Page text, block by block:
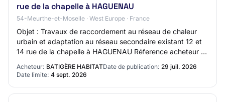
rue de la chapelle à HAGUENAU
54-Meurthe-et-Moselle · West Europe · France
Objet : Travaux de raccordement au réseau de chaleur
urbain et adaptation au réseau secondaire existant 12 et
14 rue de la chapelle à HAGUENAU Réference acheteur :
PAO 2632 Type de marché : Travaux P…
Acheteur: BATIGÈRE HABITATDate de publication: 29 juil. 2026
Date limite: 4 sept. 2026